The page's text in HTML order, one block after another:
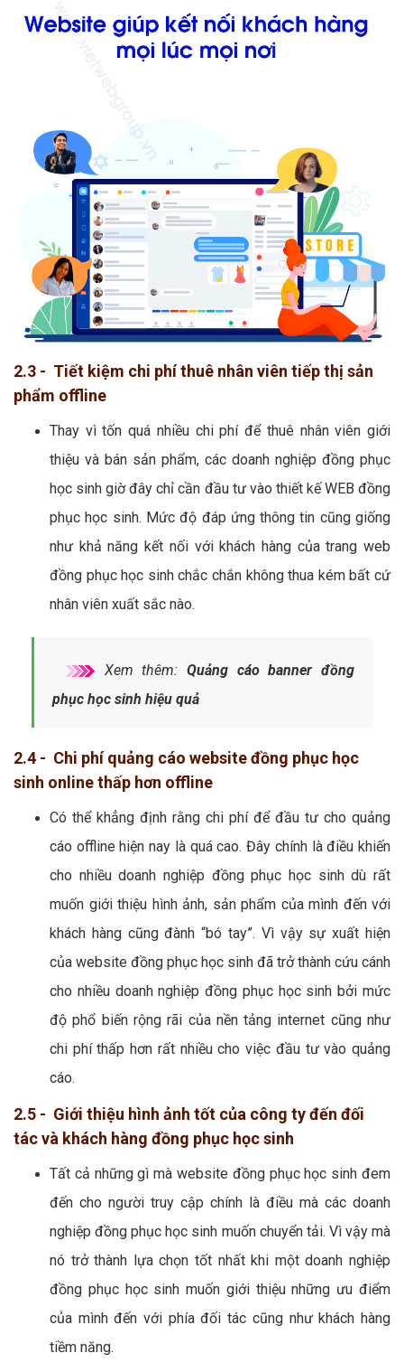
2.3 - Tiết kiệm chi phí thuê nhân viên tiếp thị sản
phẩm offline
Thay vì tốn quá nhiều chi phí để thuê nhân viên giới
thiệu và bán sản phẩm, các doanh nghiệp đồng phục
học sinh giờ đây chỉ cần đầu tư vào thiết kế WEB đồng
phục học sinh. Mức độ đáp ứng thông tin cũng giống
như khả năng kết nối với khách hàng của trang web
đồng phục học sinh chắc chắn không thua kém bất cứ
nhân viên xuất sắc nào.
Xem thêm: Quảng cáo banner đồng
phục học sinh hiệu quả
2.4 - Chi phí quảng cáo website đồng phục học
sinh online thấp hơn offline
Có thể khẳng định rằng chi phí để đầu tư cho quảng
cáo offline hiện nay là quá cao. Đây chính là điều khiến
cho nhiều doanh nghiệp đồng phục học sinh dù rất
muốn giới thiệu hình ảnh, sản phẩm của mình đến với
khách hàng cũng đành “bó tay”. Vì vậy sự xuất hiện
của website đồng phục học sinh đã trở thành cứu cánh
cho nhiều doanh nghiệp đồng phục học sinh bởi mức
độ phổ biến rộng rãi của nền tảng internet cũng như
chi phí thấp hơn rất nhiều cho việc đầu tư vào quảng
cáo.
2.5 - Giới thiệu hình ảnh tốt của công ty đến đối
tác và khách hàng đồng phục học sinh
Tất cả những gì mà website đồng phục học sinh đem
đến cho người truy cập chính là điều mà các doanh
nghiệp đồng phục học sinh muốn chuyển tải. Vì vậy mà
nó trở thành lựa chọn tốt nhất khi một doanh nghiệp
đồng phục học sinh muốn giới thiệu những ưu điểm
của mình đến với phía đối tác cũng như khách hàng
tiềm năng.